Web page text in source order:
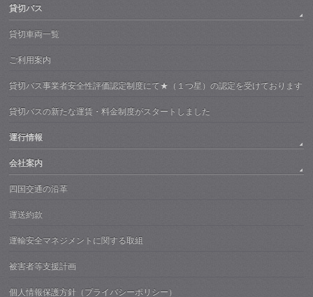
貸切バス
貸切車両一覧
ご利用案内
貸切バス事業者安全性評価認定制度にて★（１つ星）の認定を受けております
貸切バスの新たな運賃・料金制度がスタートしました
運行情報
会社案内
四国交通の沿革
運送約款
運輸安全マネジメントに関する取組
被害者等支援計画
個人情報保護方針（プライバシーポリシー）